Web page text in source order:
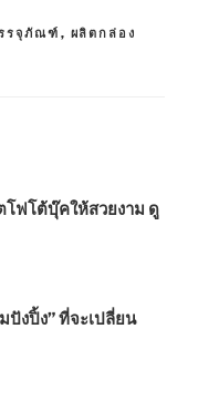
รจุภัณฑ์ , ผลิตกล่อง
โฟโต้บุ๊คให้สวยงาม ดู
ปังปิ้ง” ที่จะเปลี่ยน